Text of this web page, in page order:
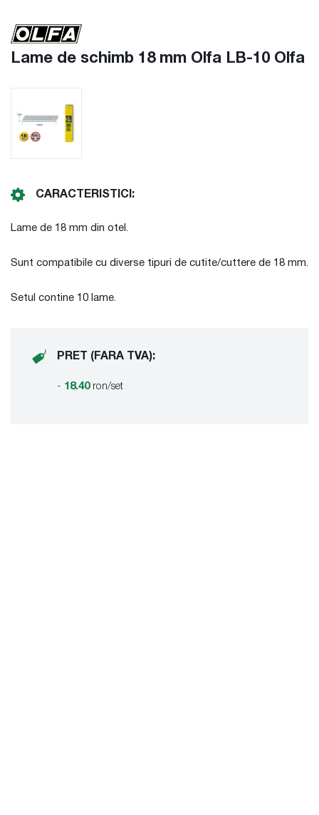
Lame de schimb 18 mm Olfa LB-10 Olfa
CARACTERISTICI:
Lame de 18 mm din otel.
Sunt compatibile cu diverse tipuri de cutite/cuttere de 18 mm.
Setul contine 10 lame.
PRET (FARA TVA):
- 18.40 ron/set